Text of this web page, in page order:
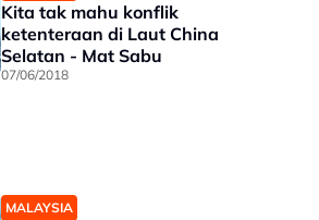
Kita tak mahu konflik
ketenteraan di Laut China
Selatan - Mat Sabu
07/06/2018
MALAYSIA